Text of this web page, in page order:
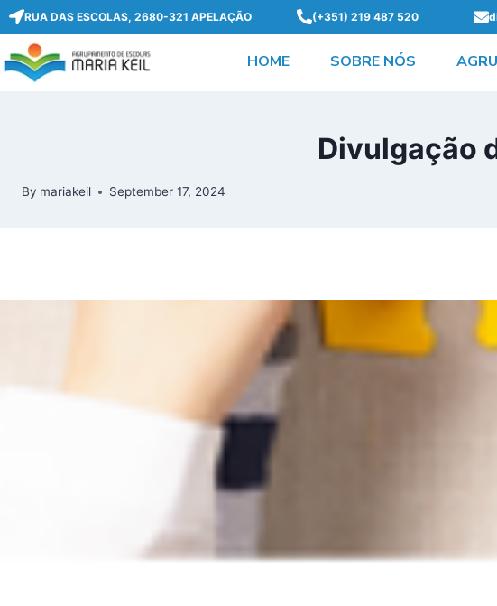
RUA DAS ESCOLAS, 2680-321 APELAÇÃO (+351) 219 487 520
HOME SOBRE NÓS
Divulgação
By mariakeil September 17, 2024